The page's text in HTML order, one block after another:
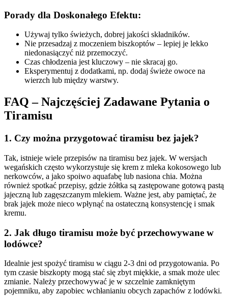
Porady dla Doskonałego Efektu:
Używaj tylko świeżych, dobrej jakości składników.
Nie przesadzaj z moczeniem biszkoptów – lepiej je lekko
niedonasiączyć niż przemoczyć.
Czas chłodzenia jest kluczowy – nie skracaj go.
Eksperymentuj z dodatkami, np. dodaj świeże owoce na
wierzch lub między warstwy.
FAQ – Najczęściej Zadawane Pytania o
Tiramisu
1. Czy można przygotować tiramisu bez jajek?
Tak, istnieje wiele przepisów na tiramisu bez jajek. W wersjach
wegańskich często wykorzystuje się krem z mleka kokosowego lub
nerkowców, a jako spoiwo aquafabę lub nasiona chia. Można
również spotkać przepisy, gdzie żółtka są zastępowane gotową pastą
jajeczną lub zagęszczanym mlekiem. Ważne jest, aby pamiętać, że
brak jajek może nieco wpłynąć na ostateczną konsystencję i smak
kremu.
2. Jak długo tiramisu może być przechowywane w
lodówce?
Idealnie jest spożyć tiramisu w ciągu 2-3 dni od przygotowania. Po
tym czasie biszkopty mogą stać się zbyt miękkie, a smak może ulec
zmianie. Należy przechowywać je w szczelnie zamkniętym
pojemniku, aby zapobiec wchłanianiu obcych zapachów z lodówki.